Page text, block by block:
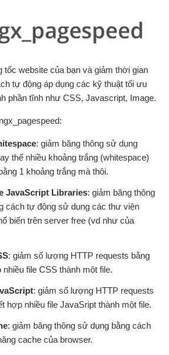
tốc website của bạn và giảm thời gian
tự động áp dụng các kỹ thuật tối ưu
phần tĩnh như CSS, Javascript, Image.
: giảm băng thông sử dụng
thế nhiều khoảng trắng (whitespace)
1 khoảng trắng mà thôi.
JavaScript Libraries: giảm băng thông
cách tự động sử dụng các thư viện
biến trên server free (vd như của
: giảm số lượng HTTP requests bằng
file CSS thành một file.
: giảm số lượng HTTP requests
hợp nhiều file JavaSript thành một file.
: giảm băng thông sử dụng bằng cách
cache của browser.